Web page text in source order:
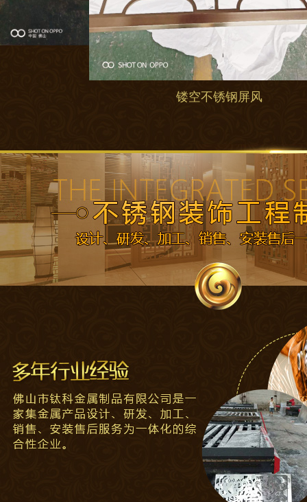
镂空不锈钢屏风